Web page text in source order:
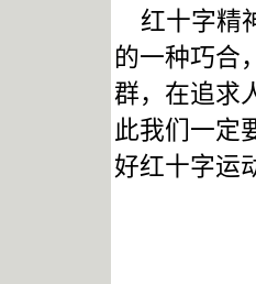
红十字精
的一种巧合
群，在追求
此我们一定
好红十字运